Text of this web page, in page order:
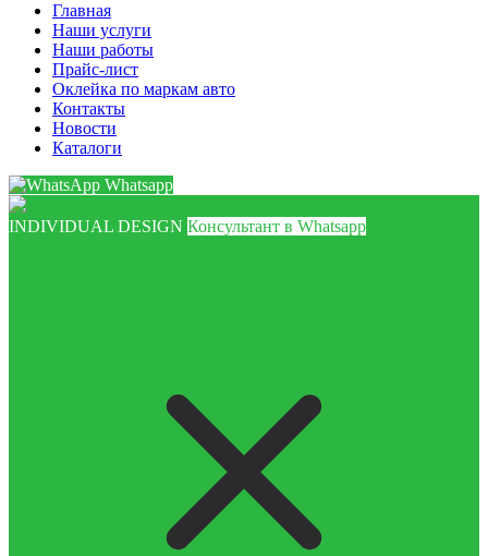
Главная
Наши услуги
Наши работы
Прайс-лист
Оклейка по маркам авто
Контакты
Новости
Каталоги
Whatsapp
INDIVIDUAL DESIGN Консультант в Whatsapp